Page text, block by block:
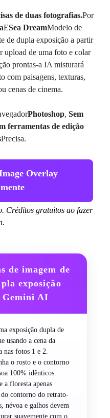
de duas fotografias.Por
ESea DreamModelo de
de dupla exposição a partir
upload de uma foto e colar
prontas-a IA misturará
com paisagens, texturas,
cenas de cinema.
Photoshop, Sem
ferramentas de edição
Precisa.
Overlay
Créditos gratuitos ao fazer
de imagem de
exposição
Gemini AI
exposição dupla de
usando a cena da
nas fotos 1 e 2.
o rosto e o contorno
100% idênticos.
a floresta apenas
contorno do retrato-
névoa e galhos devem
suavemente com o